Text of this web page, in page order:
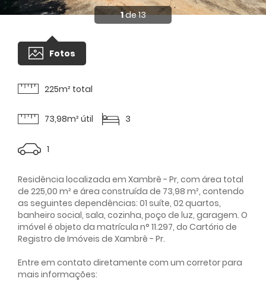
1de 13
Fotos
225m² total
73,98m² útil 3
1
Residência localizada em Xambrê - Pr, com área total
de 225,00 m² e área construída de 73,98 m², contendo
as seguintes dependências: 01 suíte, 02 quartos,
banheiro social, sala, cozinha, poço de luz, garagem. O
imóvel é objeto da matrícula n° 11.297, do Cartório de
Registro de Imóveis de Xambrê - Pr.
Entre em contato diretamente com um corretor para
mais informações: